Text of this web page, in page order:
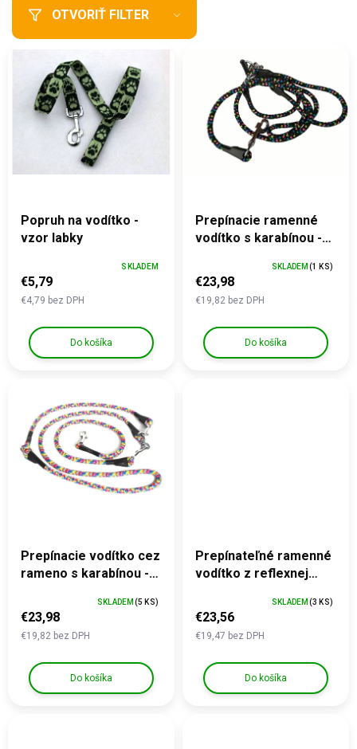
o
OTVORIŤ FILTER
Popruh na vodítko -
vzor labky
€4,79 bez DPH
€5,79
SKLADEM
Do košíka
Prepínacie ramenné
vodítko s karabínou -
€19,82 bez DPH
€23,98
SKLADEM (1 KS)
Do košíka
Prepínacie vodítko cez
rameno s karabínou -
€19,82 bez DPH
€23,98
SKLADEM (5 KS)
Do košíka
Prepínateľné ramenné
vodítko z reflexnej
moxonovou slučkou,
oranžové
€19,47 bez DPH
€23,56
SKLADEM (3 KS)
Do košíka